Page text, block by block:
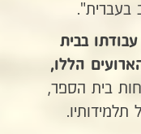
בעברית".
בבית
הללו,
בית הספר,